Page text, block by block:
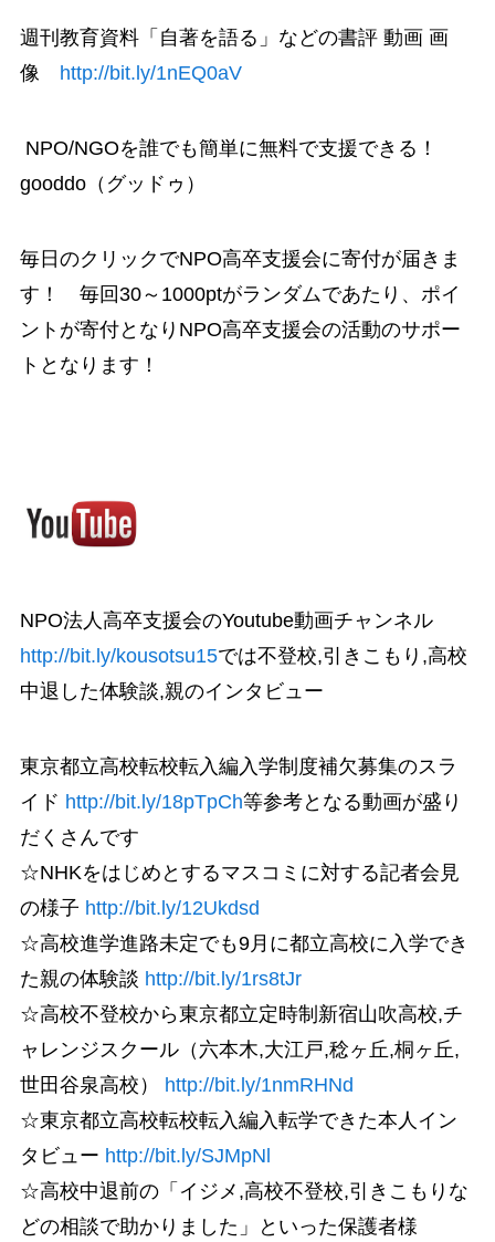
週刊教育資料「自著を語る」などの書評 動画 画
像 http://bit.ly/1nEQ0aV
NPO/NGOを誰でも簡単に無料で支援できる！
gooddo（グッドゥ）
毎日のクリックでNPO高卒支援会に寄付が届きま
す！ 毎回30～1000ptがランダムであたり、ポイ
ントが寄付となりNPO高卒支援会の活動のサポー
トとなります！
NPO法人高卒支援会のYoutube動画チャンネル
http://bit.ly/kousotsu15では不登校,引きこもり,高校
中退した体験談,親のインタビュー
東京都立高校転校転入編入学制度補欠募集のスラ
イド http://bit.ly/18pTpCh等参考となる動画が盛り
だくさんです
☆NHKをはじめとするマスコミに対する記者会見
の様子 http://bit.ly/12Ukdsd
☆高校進学進路未定でも9月に都立高校に入学でき
た親の体験談 http://bit.ly/1rs8tJr
☆高校不登校から東京都立定時制新宿山吹高校,チ
ャレンジスクール（六本木,大江戸,稔ヶ丘,桐ヶ丘,
世田谷泉高校） http://bit.ly/1nmRHNd
☆東京都立高校転校転入編入転学できた本人イン
タビュー http://bit.ly/SJMpNl
☆高校中退前の「イジメ,高校不登校,引きこもりな
どの相談で助かりました」といった保護者様